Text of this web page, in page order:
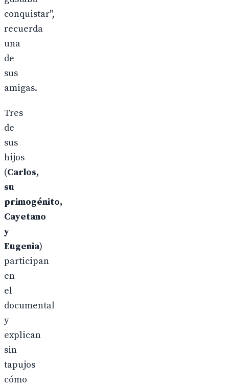
conquistar",
recuerda
una
de
sus
amigas.
Tres
de
sus
hijos
(Carlos,
su
primogénito,
Cayetano
y
Eugenia)
participan
en
el
documental
y
explican
sin
tapujos
cómo